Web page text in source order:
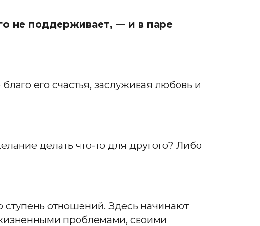
не поддерживает, — и в паре
его счастья, заслуживая любовь и
делать что-то для другого? Либо
отношений. Здесь начинают
проблемами, своими